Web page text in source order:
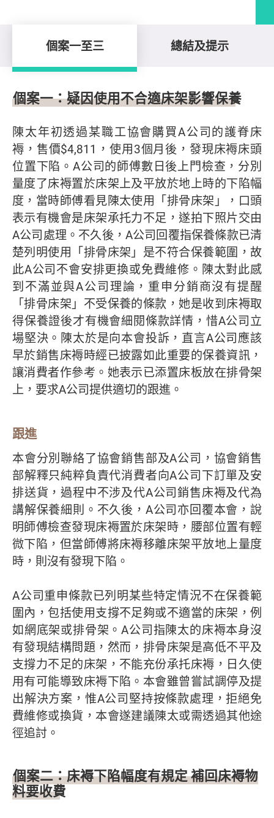
個案一至三 總結及提示
個案一至三
個案一：疑因使用不合適床架影響保養
陳太年初透過某職工協會購買A公司的護脊床
褥，售價$4,811，使用3個月後，發現床褥床頭
位置下陷。A公司的師傅數日後上門檢查，分別
量度了床褥置於床架上及平放於地上時的下陷幅
度，當時師傅看見陳太使用「排骨床架」，口頭
表示有機會是床架承托力不足，遂拍下照片交由
A公司處理。不久後，A公司回覆指保養條款已清
楚列明使用「排骨床架」是不符合保養範圍，故
此A公司不會安排更換或免費維修。陳太對此感
到不滿並與A公司理論，重申分銷商沒有提醒
「排骨床架」不受保養的條款，她是收到床褥取
得保養證後才有機會細閱條款詳情，惜A公司立
場堅決。陳太於是向本會投訴，直言A公司應該
早於銷售床褥時經已披露如此重要的保養資訊，
讓消費者作參考。她表示已添置床板放在排骨架
上，要求A公司提供適切的跟進。
跟進
本會分別聯絡了協會銷售部及A公司，協會銷售
部解釋只純粹負責代消費者向A公司下訂單及安
排送貨，過程中不涉及代A公司銷售床褥及代為
講解保養細則。不久後，A公司亦回覆本會，說
明師傅檢查發現床褥置於床架時，腰部位置有輕
微下陷，但當師傅將床褥移離床架平放地上量度
時，則沒有發現下陷。
A公司重申條款已列明某些特定情況不在保養範
圍內，包括使用支撐不足夠或不適當的床架，例
如網底架或排骨架。A公司指陳太的床褥本身沒
有發現結構問題，然而，排骨床架是高低不平及
支撐力不足的床架，不能充份承托床褥，日久使
用有可能導致床褥下陷。本會雖曾嘗試調停及提
出解決方案，惟A公司堅持按條款處理，拒絕免
費維修或換貨，本會遂建議陳太或需透過其他途
徑追討。
個案二：床褥下陷幅度有規定 補回床褥物
料要收費